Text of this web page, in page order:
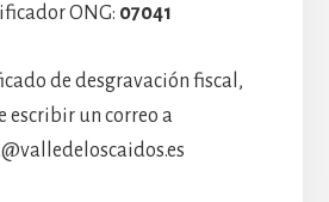
ONG: 07041
de desgravación fiscal,
escribir un correo a